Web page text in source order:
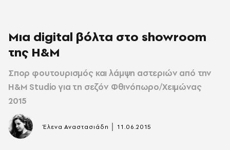
Μια digital βόλτα στο showroom
της H&M
Σπορ φουτουρισμός και λάμψη αστεριών από την
H&M Studio για τη σεζόν Φθινόπωρο/Χειμώνας
2015
Έλενα Αναστασιάδη 11.06.2015